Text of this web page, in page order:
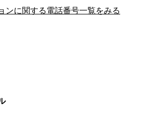
ンに関する電話番号一覧をみる